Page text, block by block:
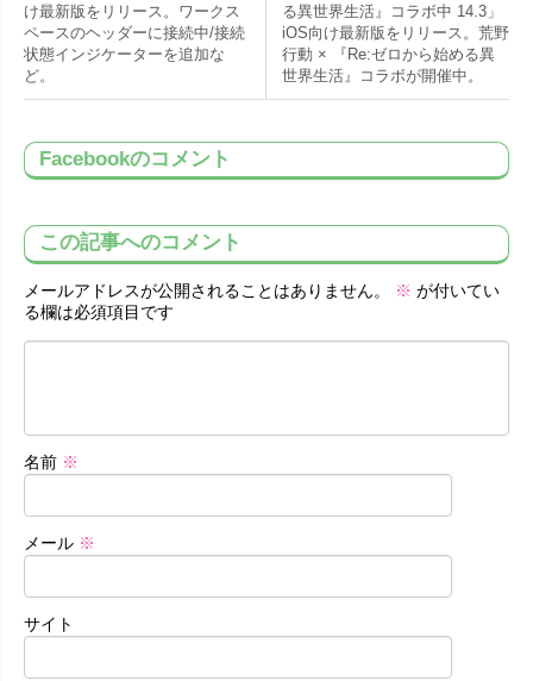
け最新版をリリース。ワークス
ペースのヘッダーに接続中/接続
状態インジケーターを追加な
ど。
る異世界生活』コラボ中 14.3」
iOS向け最新版をリリース。荒野
行動 × 『Re:ゼロから始める異
世界生活』コラボが開催中。
Facebookのコメント
この記事へのコメント
メールアドレスが公開されることはありません。 ※ が付いてい
る欄は必須項目です
名前 ※
メール ※
サイト